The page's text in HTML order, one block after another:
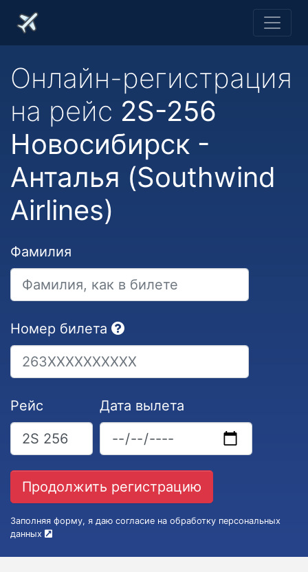
Онлайн-регистрация
на рейс 2S-256
Новосибирск -
Анталья (Southwind
Airlines)
Фамилия
Номер билета
Рейс Дата вылета
Заполняя форму, я даю согласие на обработку персональных
данных